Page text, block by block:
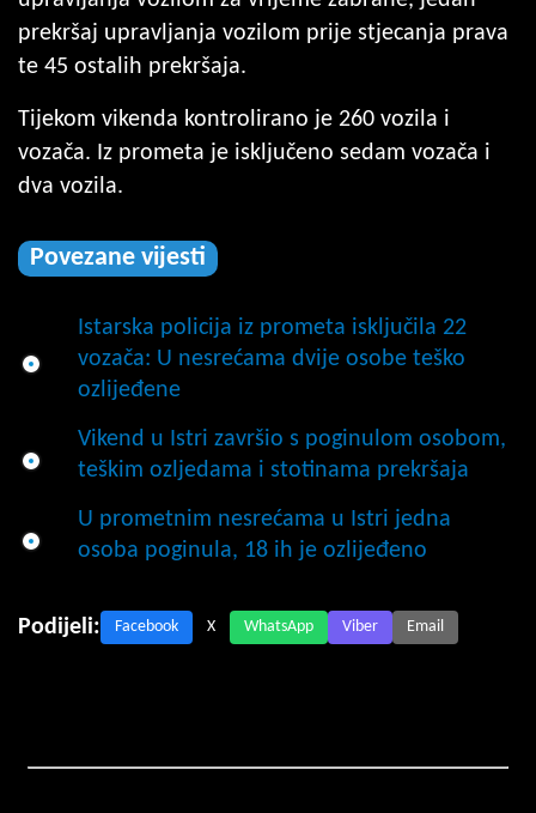
prekršaj upravljanja vozilom prije stjecanja prava
te 45 ostalih prekršaja.
Tijekom vikenda kontrolirano je 260 vozila i
vozača. Iz prometa je isključeno sedam vozača i
dva vozila.
Povezane vijesti
Istarska policija iz prometa isključila 22
vozača: U nesrećama dvije osobe teško
ozlijeđene
Vikend u Istri završio s poginulom osobom,
teškim ozljedama i stotinama prekršaja
U prometnim nesrećama u Istri jedna
osoba poginula, 18 ih je ozlijeđeno
Podijeli: Facebook X WhatsApp Viber Email